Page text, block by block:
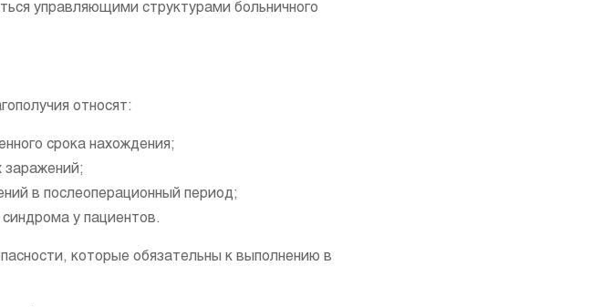
управляющими структурами больничного
относят:
срока нахождения;
заражений;
в послеоперационный период;
у пациентов.
которые обязательны к выполнению в